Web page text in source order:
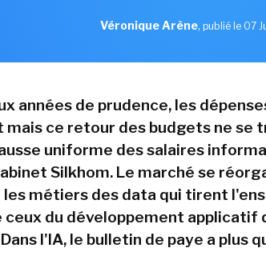
Véronique Arène, publié le 07
années de prudence, les
ce retour des budgets ne se
uniforme des salaires
Silkhom. Le marché se
les métiers des data qui tirent
ceux du développement applicatif
l'IA, le bulletin de paye a plus